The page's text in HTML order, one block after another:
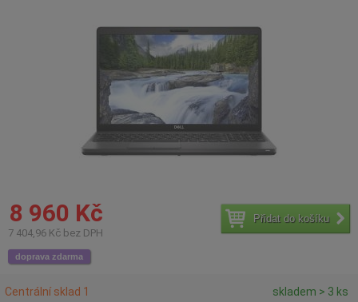
8 960 Kč
7 404,96 Kč bez DPH
Přidat do košíku
doprava zdarma
Centrální sklad 1
skladem > 3 ks